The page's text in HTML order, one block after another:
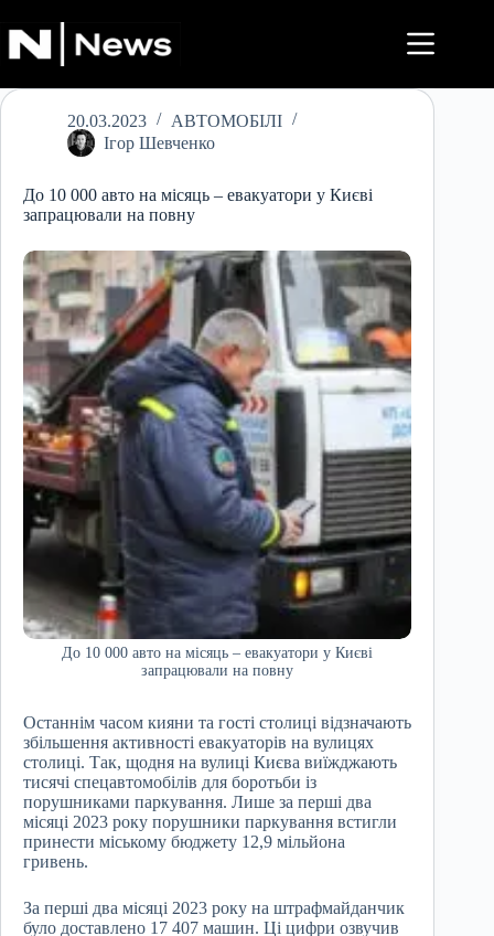
до
вмісту
20.03.2023
АВТОМОБІЛІ
Ігор Шевченко
До 10 000 авто на місяць – евакуатори у Києві
запрацювали на повну
До 10 000 авто на місяць – евакуатори у Києві
запрацювали на повну
Останнім часом кияни та гості столиці відзначають
збільшення активності евакуаторів на вулицях
столиці. Так, щодня на вулиці Києва виїжджають
тисячі спецавтомобілів для боротьби із
порушниками паркування. Лише за перші два
місяці 2023 року порушники паркування встигли
принести міському бюджету 12,9 мільйона
гривень.
За перші два місяці 2023 року на штрафмайданчик
було доставлено 17 407 машин. Ці цифри озвучив